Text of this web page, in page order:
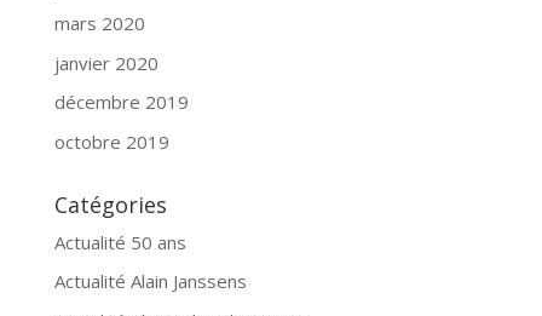
mars 2020
janvier 2020
décembre 2019
octobre 2019
Catégories
Actualité 50 ans
Actualité Alain Janssens